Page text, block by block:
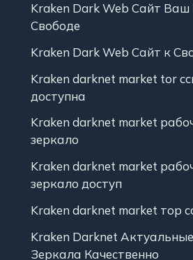
Kraken Dark Web Сайт Ваш
Свободе
Kraken Dark Web Сайт к
Kraken darknet market tor
доступна
Kraken darknet market
зеркало
Kraken darknet market
зеркало доступ
Kraken darknet market тор
Kraken Darknet Актуальные
Зеркала Качественно